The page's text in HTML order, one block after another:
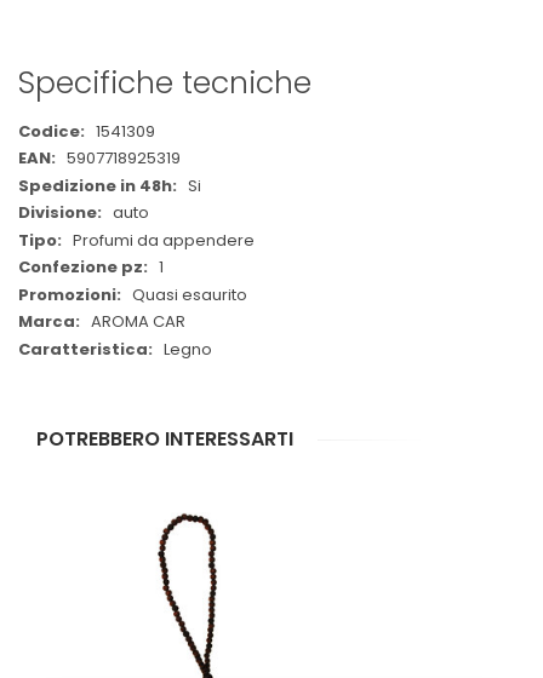
Specifiche tecniche
Maggiori
Informazioni
1541309
5907718925319
Si
auto
Profumi da appendere
1
Quasi esaurito
AROMA CAR
Legno
POTREBBERO INTERESSARTI